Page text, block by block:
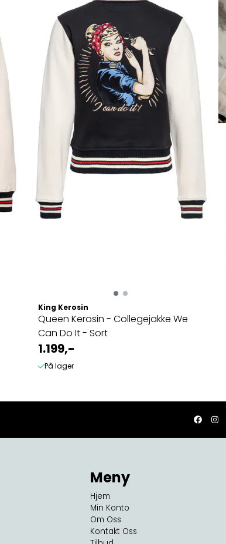
King Kerosin
Queen Kerosin - Collegejakke We
Can Do It - Sort
1.199,-
På lager
Meny
Hjem
Min Konto
Om Oss
Kontakt Oss